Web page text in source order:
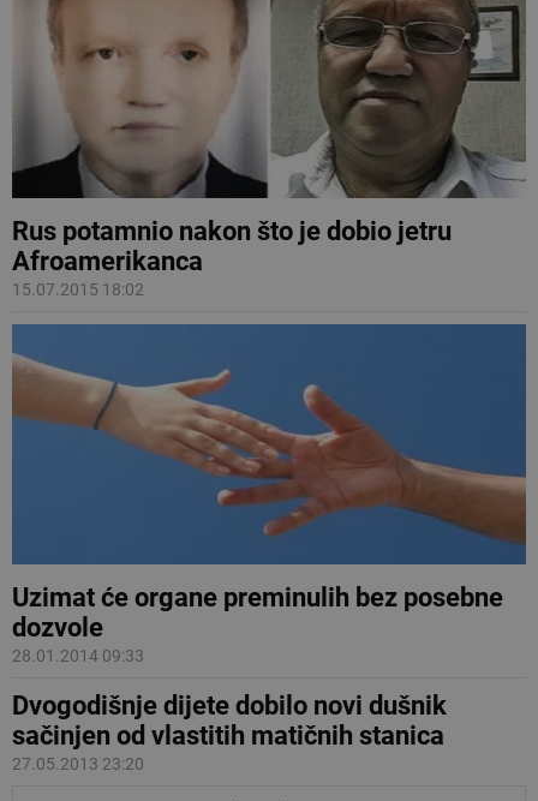
Rus potamnio nakon što je dobio jetru
Afroamerikanca
15.07.2015 18:02
Uzimat će organe preminulih bez posebne
dozvole
28.01.2014 09:33
Dvogodišnje dijete dobilo novi dušnik
sačinjen od vlastitih matičnih stanica
27.05.2013 23:20